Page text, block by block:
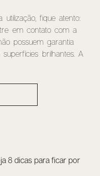
fique atento:
em contato com a
possuem garantia
brilhantes. A
8 dicas para ficar por